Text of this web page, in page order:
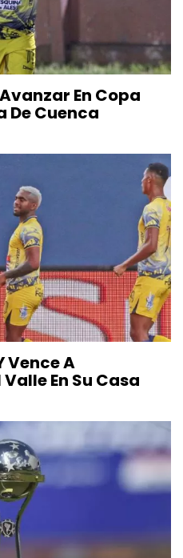
En Copa
De Cuenca
Vence A
En Su Casa